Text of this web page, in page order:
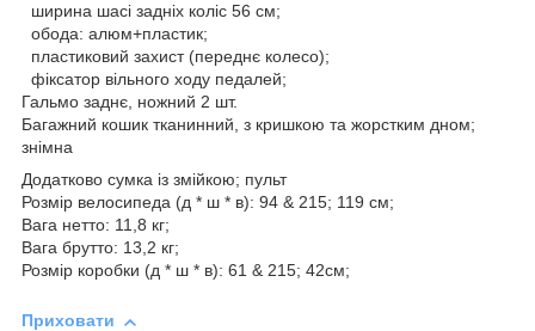
ширина шасі задніх коліс 56 см;
обода: алюм+пластик;
пластиковий захист (переднє колесо);
фіксатор вільного ходу педалей;
Гальмо заднє, ножний 2 шт.
Багажний кошик тканинний, з кришкою та жорстким дном;
знімна
Додатково сумка із змійкою; пульт
Розмір велосипеда (д * ш * в): 94 & 215; 119 см;
Вага нетто: 11,8 кг;
Вага брутто: 13,2 кг;
Розмір коробки (д * ш * в): 61 & 215; 42см;
Приховати